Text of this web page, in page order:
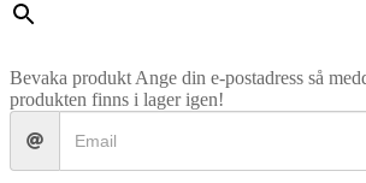
Bevaka produkt Ange din e-postadress så
produkten finns i lager igen!